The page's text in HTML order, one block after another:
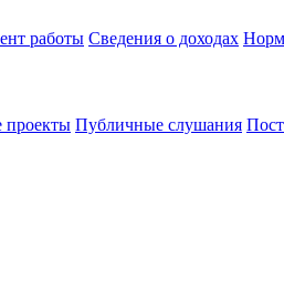
работы Сведения о доходах
проекты Публичные слушания